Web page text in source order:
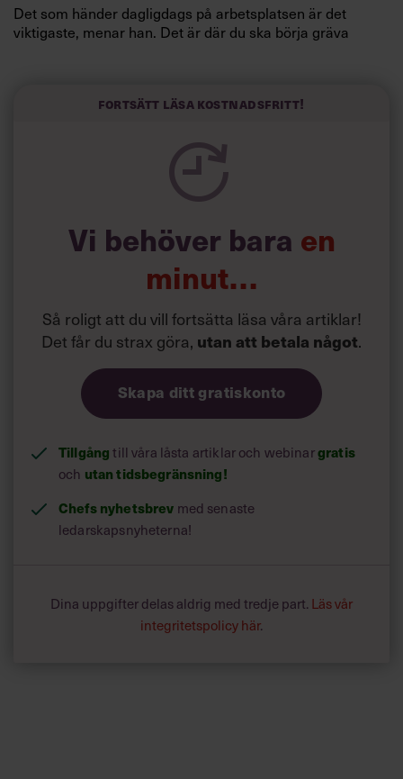
Det som händer dagligdags på arbetsplatsen är det
viktigaste, menar han. Det är där du ska börja gräva
och höjt arbetsglädjen på Google:
Fortsätt läsa kostnadsfritt!
Vi behöver bara en
minut…
Så roligt att du vill fortsätta läsa våra artiklar!
Det får du strax göra, utan att betala något.
Skapa ditt gratiskonto
Tillgångtill våra låsta artiklar och webinargratis
och utan tidsbegränsning!
Chefs nyhetsbrev med senaste
ledarskapsnyheterna!
Dina uppgifter delas aldrig med tredje part. Läs vår
integritetspolicy här.